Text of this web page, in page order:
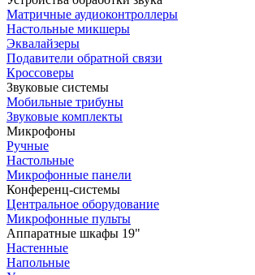
Матричные аудиоконтроллеры
Настольные микшеры
Эквалайзеры
Подавители обратной связи
Кроссоверы
Звуковые системы
Мобильные трибуны
Звуковые комплекты
Микрофоны
Ручные
Настольные
Микрофонные панели
Конференц-системы
Центральное оборудование
Микрофонные пульты
Аппаратные шкафы 19"
Настенные
Напольные